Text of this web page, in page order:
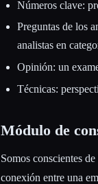
Números clave:
Preguntas de los
analistas en
Opinión: un
Técnicas:
Módulo de
Somos conscientes
conexión entre una